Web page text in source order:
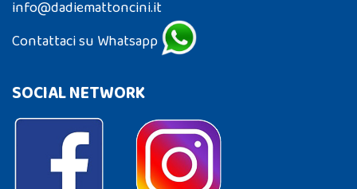
info@dadiemattoncini.it
Contattaci su Whatsapp
SOCIAL NETWORK